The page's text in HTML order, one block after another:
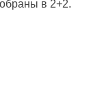
в 2+2.